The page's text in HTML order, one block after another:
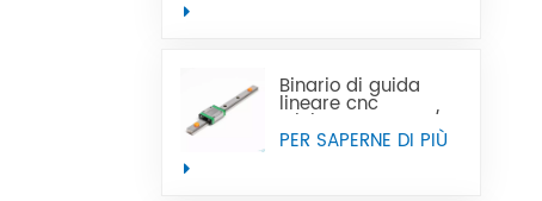
Binario di guida
lineare cnc
Miniatura MTN-C/-
H OEM ODM
PER SAPERNE DI PIÙ